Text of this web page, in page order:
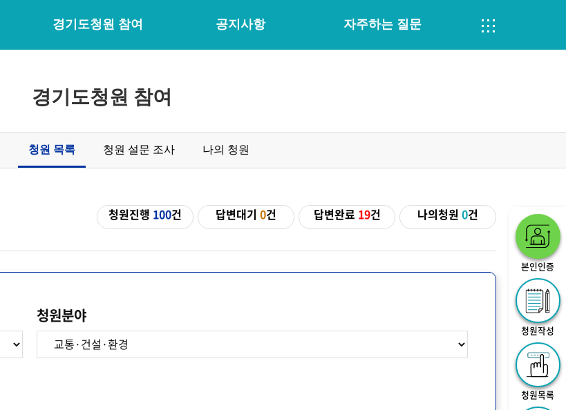
경기도청원 참여 공지사항 자주하는 질문
본인인증
청원작성
청원목록
경기도청원 참여
청원 목록 청원 설문 조사 나의 청원
청원진행 100건 답변대기0건 답변완료 19건 나의청원0건
청원분야